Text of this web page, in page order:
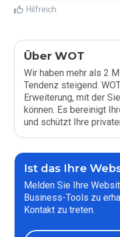
Hilfreich
Über WOT
Wir haben mehr als 2
Tendenz steigend.
Erweiterung, mit der
können. Es bereinigt
und schützt Ihre
Ist das Ihre
Melden Sie Ihre
Business-Tools zu
Kontakt zu treten.